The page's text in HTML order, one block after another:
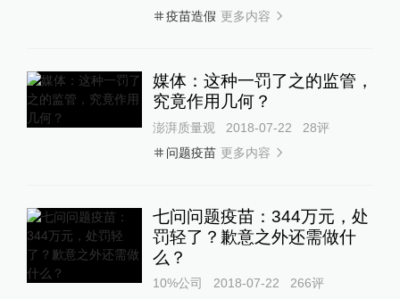
疫苗造假 更多内容
媒体：这种一罚了之的监管，
究竟作用几何？
澎湃质量观 2018-07-22 28评
问题疫苗 更多内容
七问问题疫苗：344万元，处
罚轻了？歉意之外还需做什
么？
10%公司 2018-07-22 266评